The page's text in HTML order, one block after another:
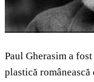
Paul Gherasim a
plastică